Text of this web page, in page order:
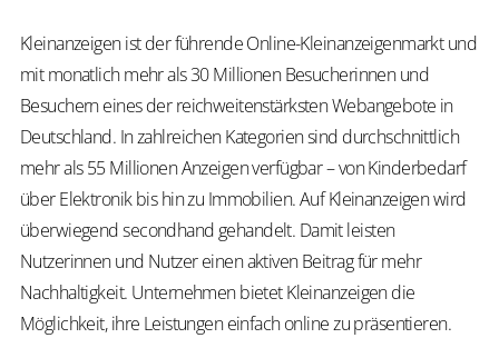
Kleinanzeigen ist der führende Online-Kleinanzeigenmarkt und
mit monatlich mehr als 30 Millionen Besucherinnen und
Besuchern eines der reichweitenstärksten Webangebote in
Deutschland. In zahlreichen Kategorien sind durchschnittlich
mehr als 55 Millionen Anzeigen verfügbar – von Kinderbedarf
über Elektronik bis hin zu Immobilien. Auf Kleinanzeigen wird
überwiegend secondhand gehandelt. Damit leisten
Nutzerinnen und Nutzer einen aktiven Beitrag für mehr
Nachhaltigkeit. Unternehmen bietet Kleinanzeigen die
Möglichkeit, ihre Leistungen einfach online zu präsentieren.